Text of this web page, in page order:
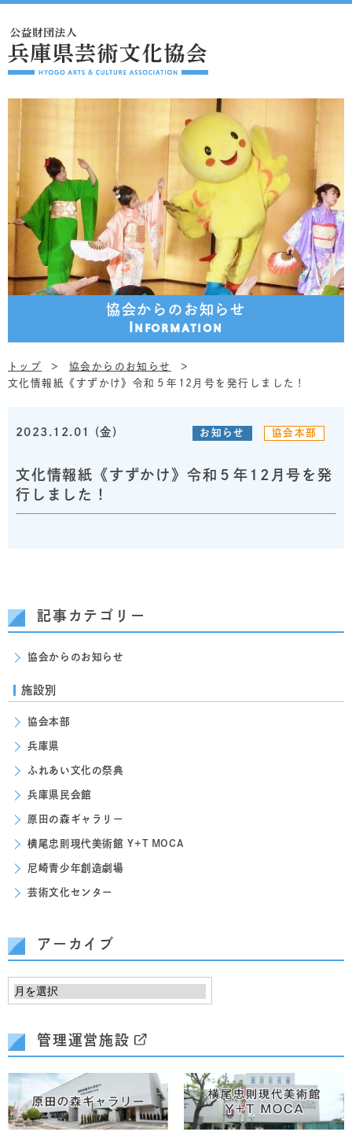
協会からのお知らせ
Information
トップ
協会からのお知らせ
文化情報紙《すずかけ》令和５年12月号を発行しました！
2023.12.01 (金) お知らせ 協会本部
文化情報紙《すずかけ》令和５年12月号を発
行しました！
記事カテゴリー
協会からのお知らせ
施設別
協会本部
兵庫県
ふれあい文化の祭典
兵庫県民会館
原田の森ギャラリー
横尾忠則現代美術館 Y+T MOCA
尼崎青少年創造劇場
芸術文化センター
アーカイブ
管理運営施設